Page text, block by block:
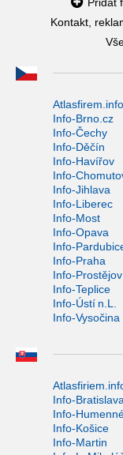
Kontakt,
Atlasfirem.info
Info-Brno.cz
Info-Čechy
Info-Děčín
Info-Havířov
Info-
Info-Jihlava
Info-Liberec
Info-Most
Info-Opava
Info-
Info-Praha
Info-Prostějov
Info-Teplice
Info-Ústí n.L.
Info-Vysočina
Info-Bratislava
Info-
Info-Košice
Info-Martin